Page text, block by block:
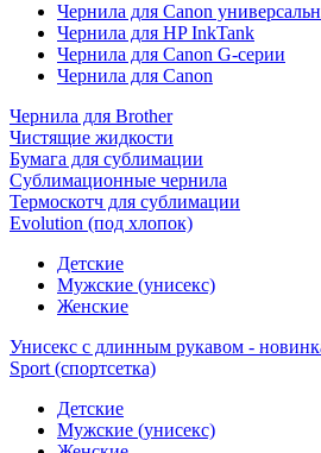
Чернила для Canon
Чернила для HP InkTank
Чернила для Canon G-серии
Чернила для Canon
Чернила для Brother
Чистящие жидкости
Бумага для сублимации
Сублимационные чернила
Термоскотч для сублимации
Evolution (под хлопок)
Детские
Мужские (унисекс)
Женские
Унисекс с длинным рукавом -
Sport (спортсетка)
Детские
Мужские (унисекс)